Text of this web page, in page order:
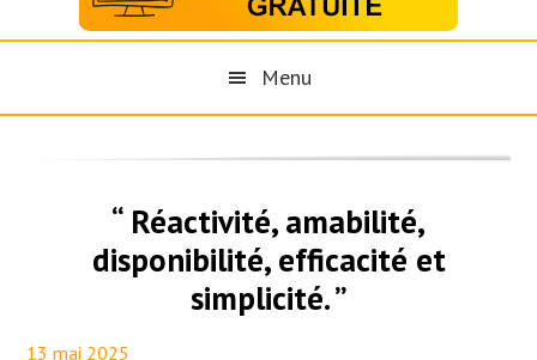
Menu
“ Réactivité, amabilité,
disponibilité, efficacité et
simplicité. ”
13 mai 2025